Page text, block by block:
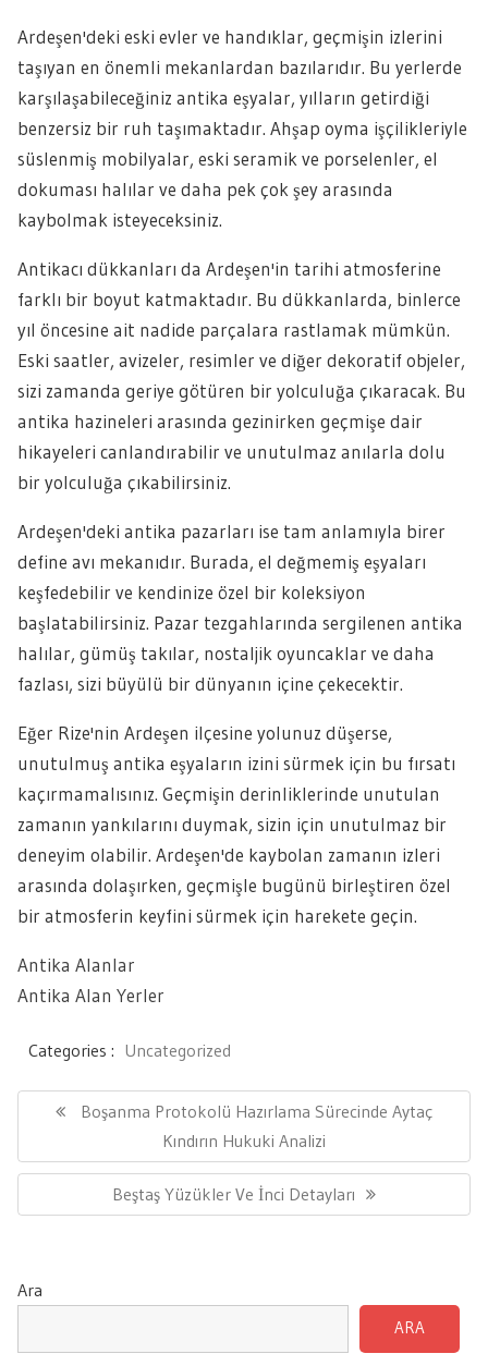
Ardeşen'deki eski evler ve handıklar, geçmişin izlerini
taşıyan en önemli mekanlardan bazılarıdır. Bu yerlerde
karşılaşabileceğiniz antika eşyalar, yılların getirdiği
benzersiz bir ruh taşımaktadır. Ahşap oyma işçilikleriyle
süslenmiş mobilyalar, eski seramik ve porselenler, el
dokuması halılar ve daha pek çok şey arasında
kaybolmak isteyeceksiniz.
Antikacı dükkanları da Ardeşen'in tarihi atmosferine
farklı bir boyut katmaktadır. Bu dükkanlarda, binlerce
yıl öncesine ait nadide parçalara rastlamak mümkün.
Eski saatler, avizeler, resimler ve diğer dekoratif objeler,
sizi zamanda geriye götüren bir yolculuğa çıkaracak. Bu
antika hazineleri arasında gezinirken geçmişe dair
hikayeleri canlandırabilir ve unutulmaz anılarla dolu
bir yolculuğa çıkabilirsiniz.
Ardeşen'deki antika pazarları ise tam anlamıyla birer
define avı mekanıdır. Burada, el değmemiş eşyaları
keşfedebilir ve kendinize özel bir koleksiyon
başlatabilirsiniz. Pazar tezgahlarında sergilenen antika
halılar, gümüş takılar, nostaljik oyuncaklar ve daha
fazlası, sizi büyülü bir dünyanın içine çekecektir.
Eğer Rize'nin Ardeşen ilçesine yolunuz düşerse,
unutulmuş antika eşyaların izini sürmek için bu fırsatı
kaçırmamalısınız. Geçmişin derinliklerinde unutulan
zamanın yankılarını duymak, sizin için unutulmaz bir
deneyim olabilir. Ardeşen'de kaybolan zamanın izleri
arasında dolaşırken, geçmişle bugünü birleştiren özel
bir atmosferin keyfini sürmek için harekete geçin.
Antika Alanlar
Antika Alan Yerler
Categories : Uncategorized
gezinmesiPrevious
Boşanma Protokolü Hazırlama Sürecinde Aytaç
Kındırın Hukuki Analizi
Next
Post:
Beştaş Yüzükler Ve İnci Detayları
Ara
ARA